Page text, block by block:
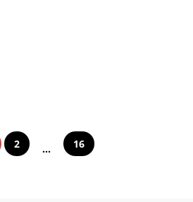
2 ... 16